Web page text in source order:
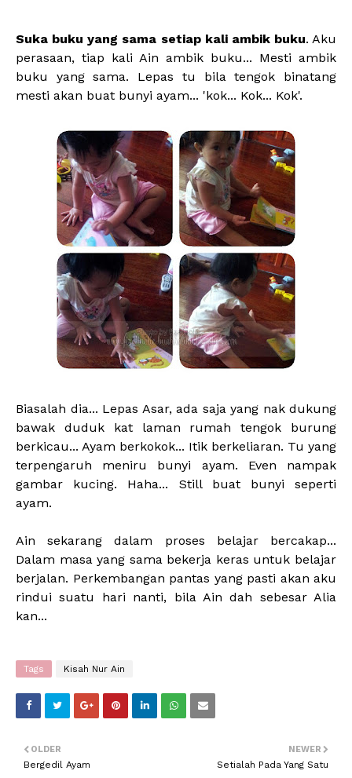
Suka buku yang sama setiap kali ambik buku. Aku
perasaan, tiap kali Ain ambik buku... Mesti ambik
buku yang sama. Lepas tu bila tengok binatang
mesti akan buat bunyi ayam... 'kok... Kok... Kok'.
Biasalah dia... Lepas Asar, ada saja yang nak dukung
bawak duduk kat laman rumah tengok burung
berkicau... Ayam berkokok... Itik berkeliaran. Tu yang
terpengaruh meniru bunyi ayam. Even nampak
gambar kucing. Haha... Still buat bunyi seperti
ayam.
Ain sekarang dalam proses belajar bercakap...
Dalam masa yang sama bekerja keras untuk belajar
berjalan. Perkembangan pantas yang pasti akan aku
rindui suatu hari nanti, bila Ain dah sebesar Alia
kan...
Tags Kisah Nur Ain
NEWER
Setialah Pada Yang Satu
OLDER
Bergedil Ayam